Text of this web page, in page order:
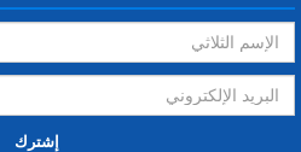
إشترك